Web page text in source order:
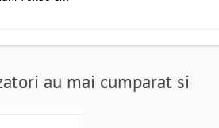
au mai cumparat si